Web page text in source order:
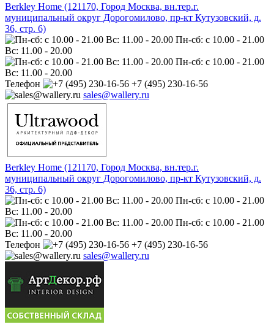
Berkley Home (121170, Город Москва, вн.тер.г.
муниципальный округ Дорогомилово, пр-кт Кутузовский, д.
36, стр. 6)
Пн-сб: с 10.00 - 21.00
Вс: 11.00 - 20.00
Пн-сб: с 10.00 - 21.00
Вс: 11.00 - 20.00
Телефон
+7 (495) 230-16-56
sales@wallery.ru
Berkley Home (121170, Город Москва, вн.тер.г.
муниципальный округ Дорогомилово, пр-кт Кутузовский, д.
36, стр. 6)
Пн-сб: с 10.00 - 21.00
Вс: 11.00 - 20.00
Пн-сб: с 10.00 - 21.00
Вс: 11.00 - 20.00
Телефон
+7 (495) 230-16-56
sales@wallery.ru